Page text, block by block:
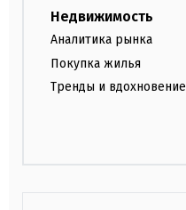
Недвижимость
Аналитика рынка
Покупка жилья
Тренды и вдохновение